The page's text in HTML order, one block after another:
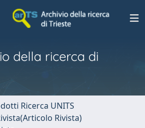
della ricerca di
Ricerca UNITS
Rivista)